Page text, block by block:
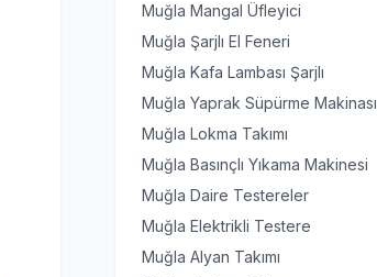
Muğla Mangal Üfleyici
Muğla Şarjlı El Feneri
Muğla Kafa Lambası Şarjlı
Muğla Yaprak Süpürme Makinası
Muğla Lokma Takımı
Muğla Basınçlı Yıkama Makinesi
Muğla Daire Testereler
Muğla Elektrikli Testere
Muğla Alyan Takımı